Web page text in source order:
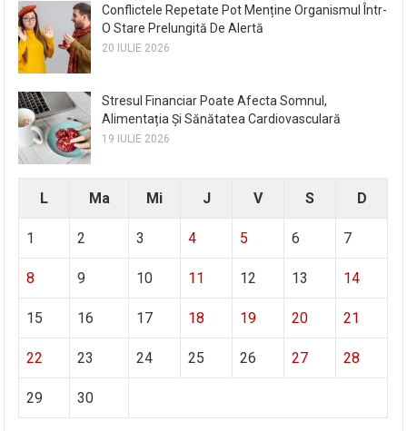
Conflictele Repetate Pot Menține Organismul Într-
O Stare Prelungită De Alertă
20 IULIE 2026
Stresul Financiar Poate Afecta Somnul,
Alimentația Și Sănătatea Cardiovasculară
19 IULIE 2026
L Ma Mi J V S D
1 2 3 4 5 6 7
8 9 10 11 12 13 14
15 16 17 18 19 20 21
22 23 24 25 26 27 28
29 30